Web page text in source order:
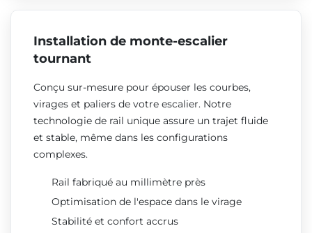
Installation de monte-escalier
tournant
Conçu sur-mesure pour épouser les courbes,
virages et paliers de votre escalier. Notre
technologie de rail unique assure un trajet fluide
et stable, même dans les configurations
complexes.
Rail fabriqué au millimètre près
Optimisation de l'espace dans le virage
Stabilité et confort accrus